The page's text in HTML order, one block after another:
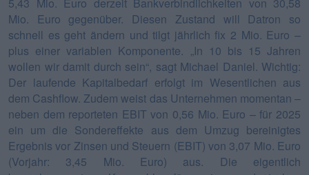
Mio. Euro gegenüber. Diesen Zustand will Datron so
schnell es geht ändern und tilgt jährlich fix 2 Mio. Euro –
plus einer variablen Komponente. „In 10 bis 15 Jahren
wollen wir damit durch sein“, sagt Michael Daniel. Wichtig:
Der laufende Kapitalbedarf erfolgt im Wesentlichen aus
dem Cashflow. Zudem weist das Unternehmen momentan –
neben dem reporteten EBIT von 0,56 Mio. Euro – für 2025
ein um die Sondereffekte aus dem Umzug bereinigtes
Ergebnis vor Zinsen und Steuern (EBIT) von 3,07 Mio. Euro
(Vorjahr: 3,45 Mio. Euro) aus. Die eigentlich